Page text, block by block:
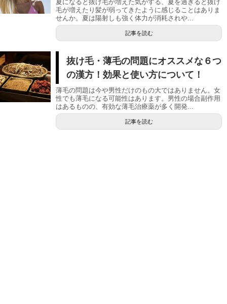
夏になると抜け毛が増えた気がする、夏を過ぎると抜け
毛が増えたり髪が弱ってきたように感じることはありま
せんか。夏は陽射しも強く体力が消耗されや...
記事を読む
抜け毛・薄毛の問題にオススメな６つ
の漢方！効果と使い方について！
薄毛の問題は今や男性だけのもの大ではありません。女
性でも薄毛になる可能性はあります。男性の場合副作用
はあるものの、有効な薄毛治療薬が多く開発...
記事を読む